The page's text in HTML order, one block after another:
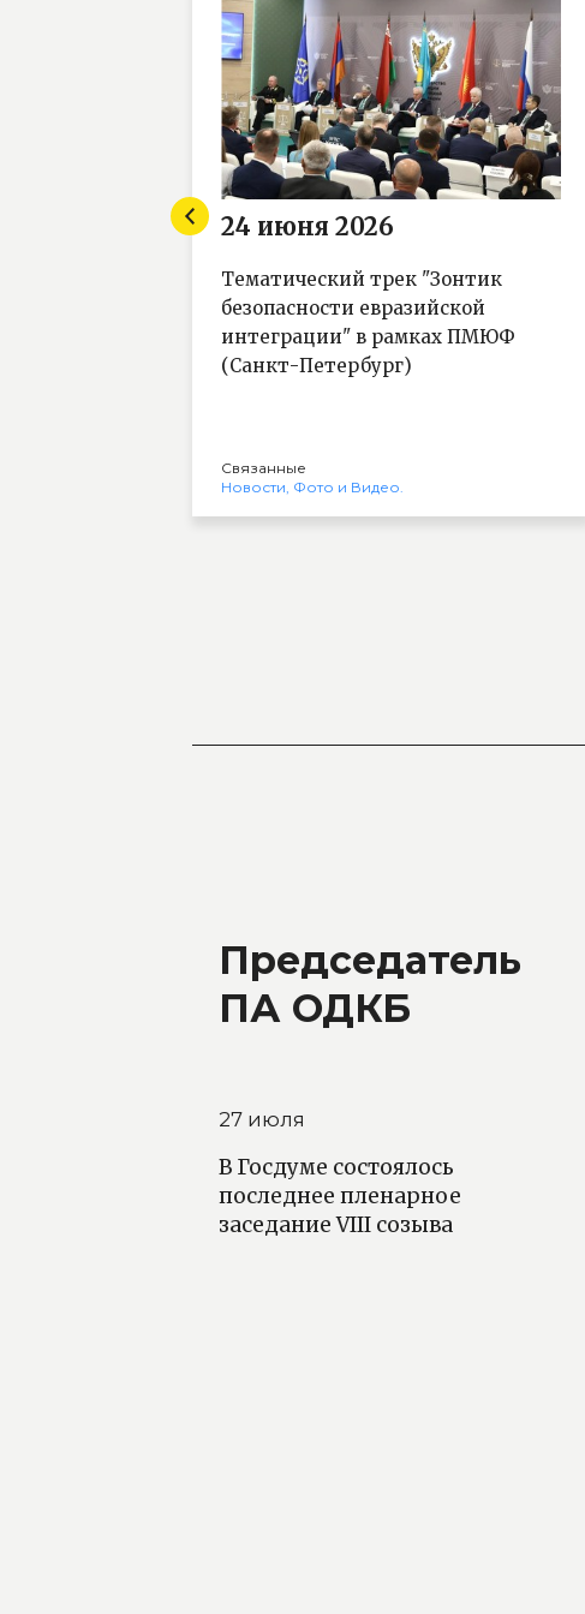
24 июня 2026
Тематический трек "Зонтик
безопасности евразийской
интеграции" в рамках ПМЮФ
(Санкт-Петербург)
Связанные
Новости Фото и Видео
Председатель
ПА ОДКБ
27 июля
В Госдуме состоялось
последнее пленарное
заседание VIII созыва